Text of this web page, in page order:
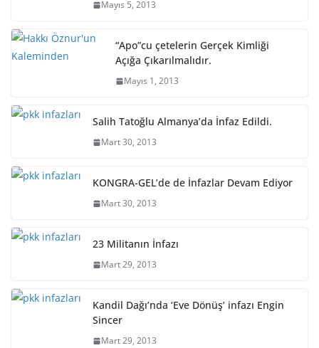
Mayıs 5, 2013
“Apo”cu çetelerin Gerçek Kimliği
Açığa Çıkarılmalıdır.
Mayıs 1, 2013
Salih Tatoğlu Almanya’da İnfaz Edildi.
Mart 30, 2013
KONGRA-GEL’de de İnfazlar Devam Ediyor
Mart 30, 2013
23 Militanın İnfazı
Mart 29, 2013
Kandil Dağı’nda ‘Eve Dönüş’ infazı Engin
Sincer
Mart 29, 2013